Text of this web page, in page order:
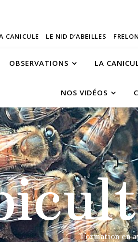
CANICULE LE NID D’ABEILLES
OBSERVATIONS LA
NOS VIDÉOS
Formation en